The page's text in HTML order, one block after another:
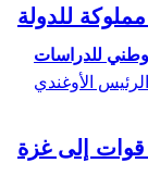
للدراسات
للدولة
قوات إلى غزة